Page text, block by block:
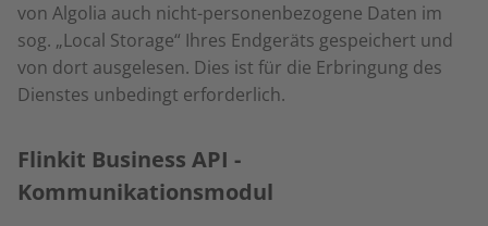
von Algolia auch nicht-personenbezogene Daten im
sog. „Local Storage“ Ihres Endgeräts gespeichert und
von dort ausgelesen. Dies ist für die Erbringung des
Dienstes unbedingt erforderlich.
Flinkit Business API -
Kommunikationsmodul